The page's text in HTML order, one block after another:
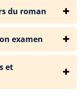
du roman
examen
et